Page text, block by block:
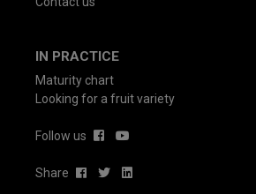
IN PRACTICE
Maturity chart
Looking for a fruit variety
Follow us
Share